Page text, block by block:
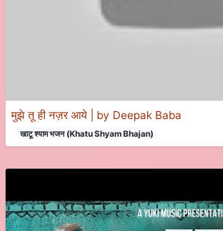
मुझे तू ही नज़र आये | by Deepak Baba
खाटू श्याम भजन (Khatu Shyam Bhajan)